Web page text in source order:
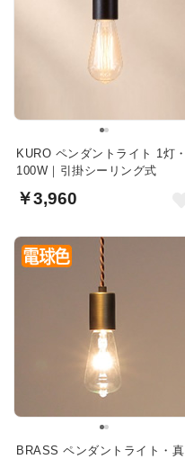
KURO ペンダントライト 1灯・
100W｜引掛シーリング式
￥3,960
BRASS ペンダントライト・真